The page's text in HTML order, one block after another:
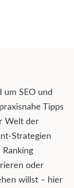
SEO und
Tipps
Welt der
Strategien
oder
willst – hier